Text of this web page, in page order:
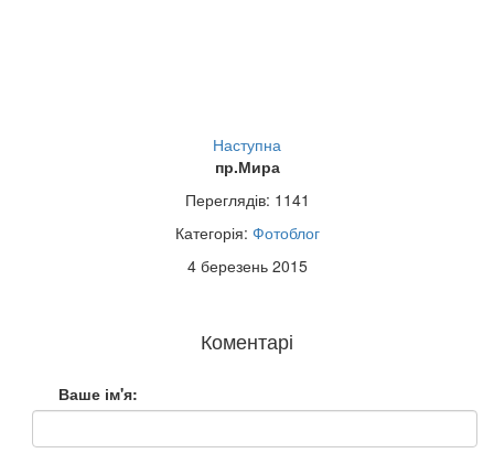
Наступна
пр.Мира
Переглядів: 1141
Категорія: Фотоблог
4 березень 2015
Коментарі
Ваше ім'я: